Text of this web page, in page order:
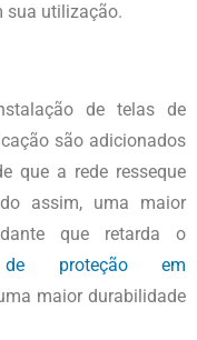
sua utilização.
de telas de
são adicionados
que a rede resseque
assim, uma maior
que retarda o
proteção em
maior durabilidade